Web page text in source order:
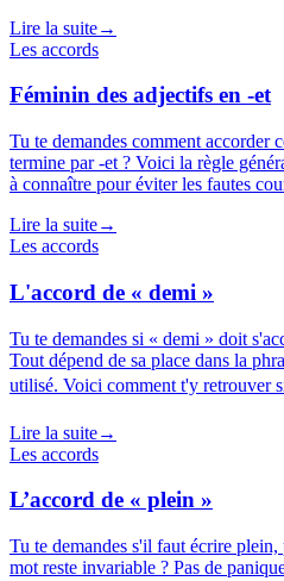
Lire la suite→
Les accords
Féminin des adjectifs en -et
Tu te demandes comment accorder
termine par -et ? Voici la règle
à connaître pour éviter les fautes
Lire la suite→
Les accords
L'accord de « demi »
Tu te demandes si « demi » doit
Tout dépend de sa place dans la
utilisé. Voici comment t'y retrouver
Lire la suite→
Les accords
L’accord de « plein »
Tu te demandes s'il faut écrire
mot reste invariable ? Pas de